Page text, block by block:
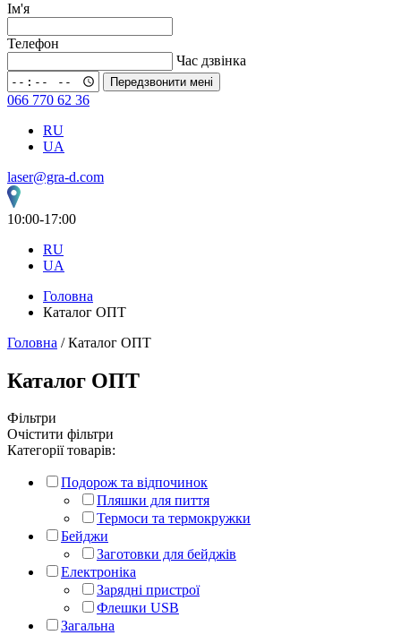
Ім'я
Телефон
Час дзвінка
Передзвонити мені
066 770 62 36
RU
UA
laser@gra-d.com
10:00-17:00
RU
UA
Головна
Каталог ОПТ
Головна / Каталог ОПТ
Каталог ОПТ
Фільтри
Очістити фільтри
Категорії товарів:
Подорож та відпочинок
Пляшки для пиття
Термоси та термокружки
Бейджи
Заготовки для бейджів
Електроніка
Зарядні пристрої
Флешки USB
Загальна